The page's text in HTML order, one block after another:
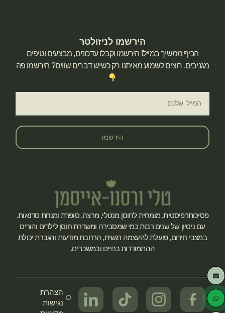
הירשמו לניזולטר
הכיף ממשיך במייל! הירשמו וקבלו עדכונים, מבצעים וטיפים
מגניבים. רוצים לשמוע מאיתנו רק כשיש דברים שווים? הירשמו פה
הירשמו
פסיכותרפיסטית, מומחית לחוסן מנטלי, מרצה, סופרת ומנחת סדנאות.
עם ניסיון של שנים רבות כמי שמסבירה ומשדרת חוסן לילדים והורים
במצבי חירום, פועלת להעצמה רגשית, הרחבת מודעות והגברת יכולת
ההתמודדות בחיים ובמשברים.
הצהרת
נגישות